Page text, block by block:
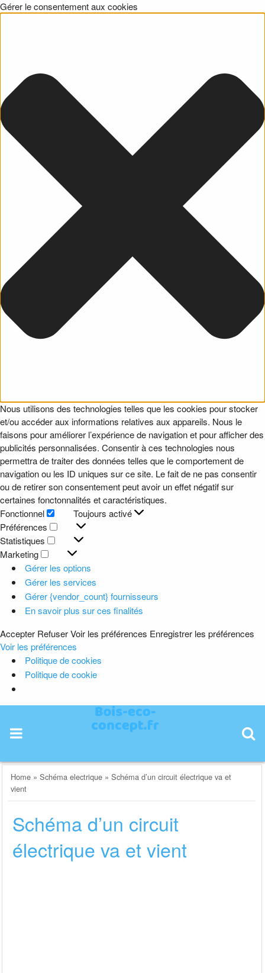
Gérer le consentement aux cookies
Nous utilisons des technologies telles que les cookies pour stocker
et/ou accéder aux informations relatives aux appareils. Nous le
faisons pour améliorer l’expérience de navigation et pour afficher des
publicités personnalisées. Consentir à ces technologies nous
permettra de traiter des données telles que le comportement de
navigation ou les ID uniques sur ce site. Le fait de ne pas consentir
ou de retirer son consentement peut avoir un effet négatif sur
certaines fonctonnalités et caractéristiques.
Fonctionnel
Fonctionnel
Toujours activé
Préférences
Préférences
Statistiques
Statistiques
Marketing
Marketing
Gérer les options
Gérer les services
Gérer {vendor_count} fournisseurs
En savoir plus sur ces finalités
Accepter RefuserVoir les préférences Enregistrer les préférences
Voir les préférences
Politique de cookies
Politique de cookie
content
Home »Schéma electrique »Schéma d’un circuit électrique va et
vient
Schéma d’un circuit
électrique va et vient